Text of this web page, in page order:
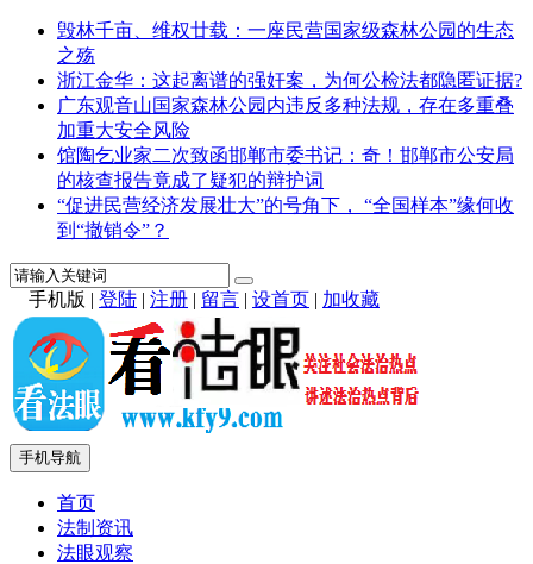
毁林千亩、维权廿载：一座民营国家级森林公园的生态
之殇
浙江金华：这起离谱的强奸案，为何公检法都隐匿证据?
广东观音山国家森林公园内违反多种法规，存在多重叠
加重大安全风险
馆陶乞业家二次致函邯郸市委书记：奇！邯郸市公安局
的核查报告竟成了疑犯的辩护词
“促进民营经济发展壮大”的号角下， “全国样本”缘何收
到“撤销令”？
手机版 | 登陆 | 注册 | 留言 | 设首页 | 加收藏
手机导航
首页
法制资讯
法眼观察